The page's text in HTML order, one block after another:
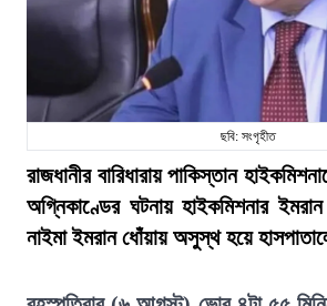
ছবি: সংগৃহীত
রাজধানীর বারিধারায় পাকিস্তান
অগ্নিকাণ্ডের ঘটনায় হাইকমিশনার
নাইমা ইমরান ধোঁয়ায় অসুস্থ হয়ে